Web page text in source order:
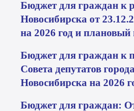
Бюджет для граждан к
Новосибирска от
на 2026 год и плановый
Бюджет для граждан к
Совета депутатов
Новосибирска на 2026
Бюджет для граждан: